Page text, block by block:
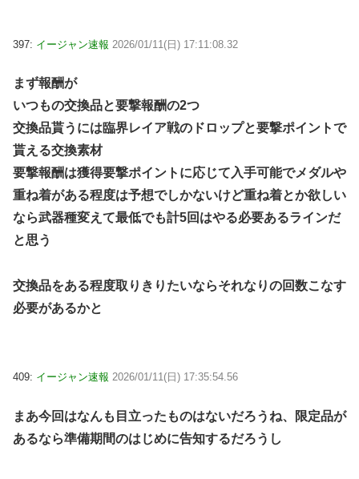
397: イージャン速報 2026/01/11(日) 17:11:08.32
まず報酬が
いつもの交換品と要撃報酬の2つ
交換品貰うには臨界レイア戦のドロップと要撃ポイントで
貰える交換素材
要撃報酬は獲得要撃ポイントに応じて入手可能でメダルや
重ね着がある程度は予想でしかないけど重ね着とか欲しい
なら武器種変えて最低でも計5回はやる必要あるラインだ
と思う
交換品をある程度取りきりたいならそれなりの回数こなす
必要があるかと
409: イージャン速報 2026/01/11(日) 17:35:54.56
まあ今回はなんも目立ったものはないだろうね、限定品が
あるなら準備期間のはじめに告知するだろうし